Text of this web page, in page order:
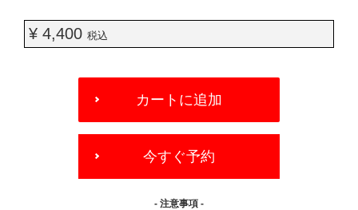
¥ 4,400 税込
OPTIONS
カートに追加
今すぐ予約
- 注意事項 -